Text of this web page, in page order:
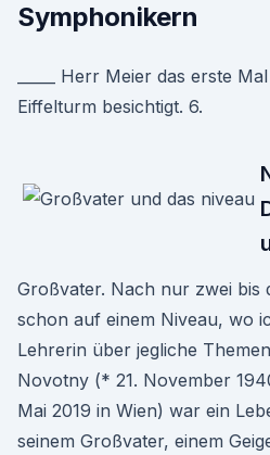
Symphonikern
_____ Herr Meier das erste
Eiffelturm besichtigt. 6.
Großvater. Nach nur zwei bis
schon auf einem Niveau, wo
Lehrerin über jegliche
Novotny (* 21. November
Mai 2019 in Wien) war ein
seinem Großvater, einem